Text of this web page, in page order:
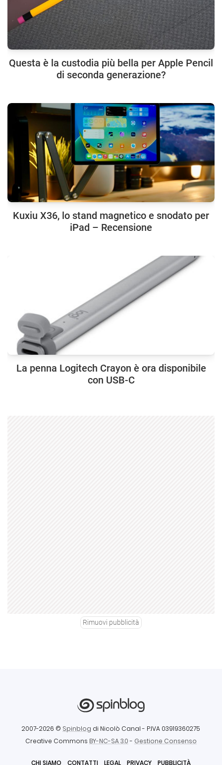
Questa è la custodia più bella per Apple Pencil
di seconda generazione?
Kuxiu X36, lo stand magnetico e snodato per
iPad – Recensione
La penna Logitech Crayon è ora disponibile
con USB-C
Rimuovi pubblicità
2007-2026 © Spinblog di Nicolò Canal - P.IVA 03919360275
Creative Commons BY-NC-SA 3.0- Gestione Consenso
CHI SIAMO CONTATTI LEGAL PRIVACY PUBBLICITÀ